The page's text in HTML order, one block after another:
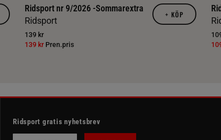
Ridsport nr 9/2026 -Sommarextra
Ridsport
139 kr
139 kr Pren.pris
+ KÖP
Ridsport gratis nyhetsbrev